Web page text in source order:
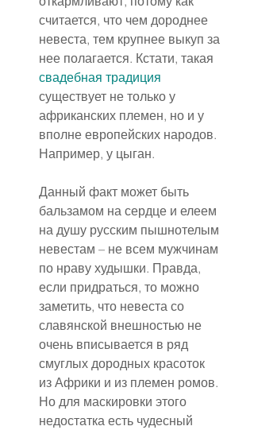
считается, что чем дороднее
невеста, тем крупнее выкуп за
нее полагается. Кстати, такая
свадебная традиция
существует не только у
африканских племен, но и у
вполне европейских народов.
Например, у цыган.
Данный факт может быть
бальзамом на сердце и елеем
на душу русским пышнотелым
невестам – не всем мужчинам
по нраву худышки. Правда,
если придраться, то можно
заметить, что невеста со
славянской внешностью не
очень вписывается в ряд
смуглых дородных красоток
из Африки и из племен ромов.
Но для маскировки этого
недостатка есть чудесный